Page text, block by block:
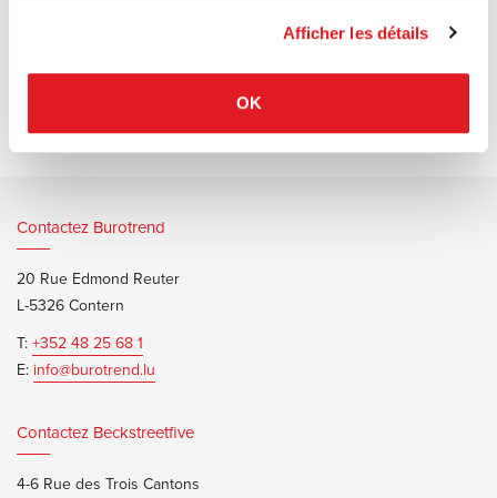
Afficher les détails
OK
Contactez Burotrend
20 Rue Edmond Reuter
L-5326 Contern
T:+352 48 25 68 1
E: info@burotrend.lu
Contactez Beckstreetfive
4-6 Rue des Trois Cantons